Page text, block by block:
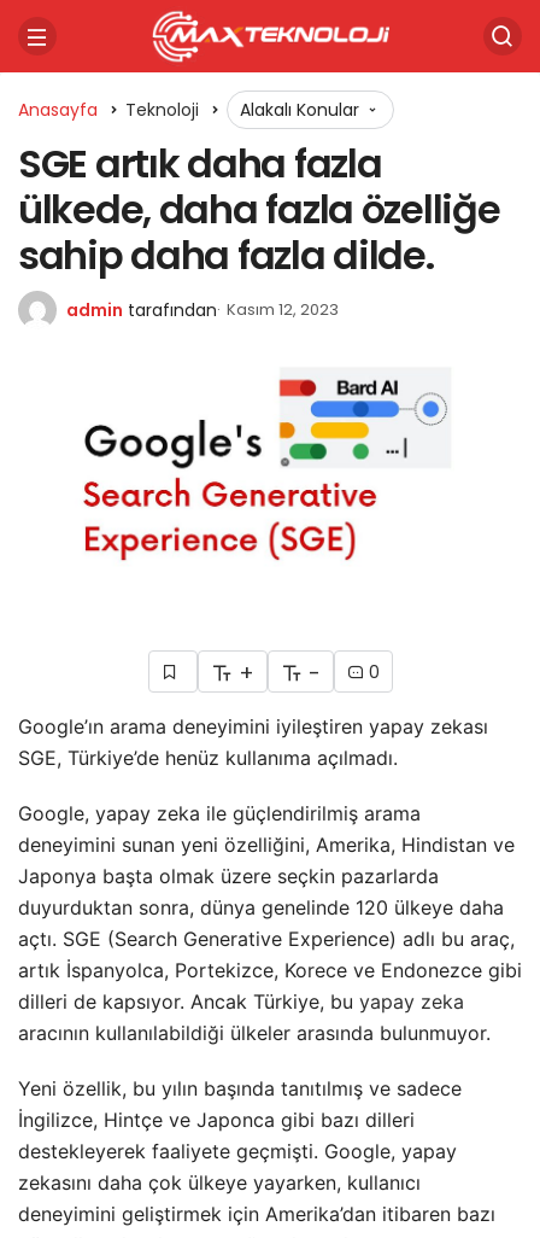
Anasayfa Teknoloji Alakalı Konular
SGE artık daha fazla
ülkede, daha fazla özelliğe
sahip daha fazla dilde.
admin tarafından Kasım 12, 2023
+ - 0
Google’ın arama deneyimini iyileştiren yapay zekası
SGE, Türkiye’de henüz kullanıma açılmadı.
Google, yapay zeka ile güçlendirilmiş arama
deneyimini sunan yeni özelliğini, Amerika, Hindistan ve
Japonya başta olmak üzere seçkin pazarlarda
duyurduktan sonra, dünya genelinde 120 ülkeye daha
açtı. SGE (Search Generative Experience) adlı bu araç,
artık İspanyolca, Portekizce, Korece ve Endonezce gibi
dilleri de kapsıyor. Ancak Türkiye, bu yapay zeka
aracının kullanılabildiği ülkeler arasında bulunmuyor.
Yeni özellik, bu yılın başında tanıtılmış ve sadece
İngilizce, Hintçe ve Japonca gibi bazı dilleri
destekleyerek faaliyete geçmişti. Google, yapay
zekasını daha çok ülkeye yayarken, kullanıcı
deneyimini geliştirmek için Amerika’dan itibaren bazı